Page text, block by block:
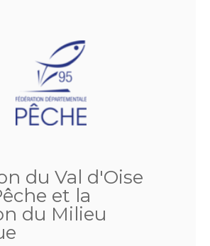
du Val d'Oise
et la
du Milieu